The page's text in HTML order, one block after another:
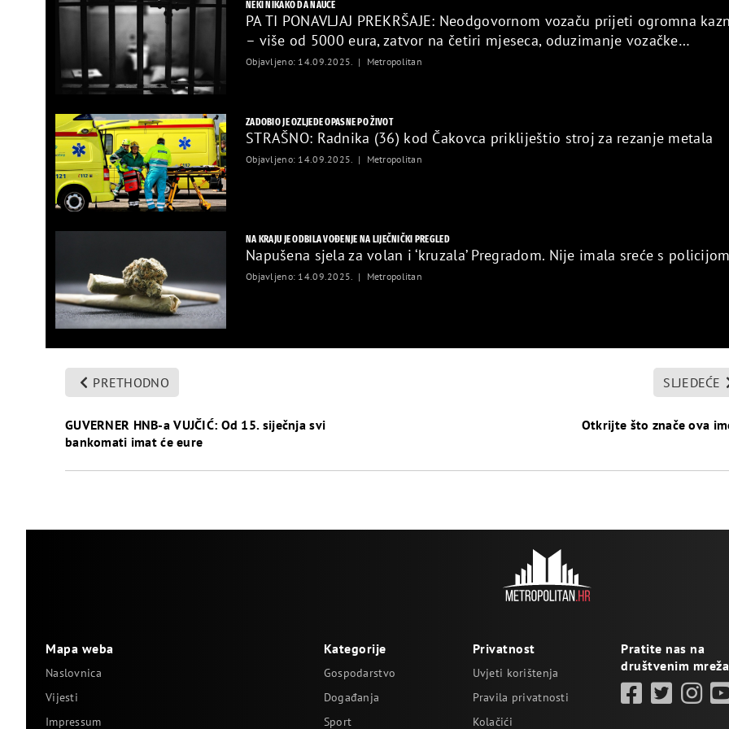
NEKI NIKAKO DA NAUČE
PA TI PONAVLJAJ PREKRŠAJE: Neodgovornom vozaču prijeti ogromna
– više od 5000 eura, zatvor na četiri mjeseca, oduzimanje vozačke…
Objavljeno: 14.09.2025. Metropolitan
ZADOBIO JE OZLJEDE OPASNE PO ŽIVOT
STRAŠNO: Radnika (36) kod Čakovca prikliještio stroj za rezanje metala
Objavljeno: 14.09.2025. Metropolitan
NA KRAJU JE ODBILA VOĐENJE NA LIJEČNIČKI PREGLED
Napušena sjela za volan i ‘kruzala’ Pregradom. Nije imala sreće s
Objavljeno: 14.09.2025. Metropolitan
PRETHODNO
GUVERNER HNB-a VUJČIĆ: Od 15. siječnja svi
bankomati imat će eure
SLJEDEĆE
Otkrijte što znače ova
Mapa weba
Naslovnica
Vijesti
Impressum
Kategorije
Gospodarstvo
Događanja
Sport
Privatnost
Uvjeti korištenja
Pravila privatnosti
Kolačići
Pratite nas na
društvenim